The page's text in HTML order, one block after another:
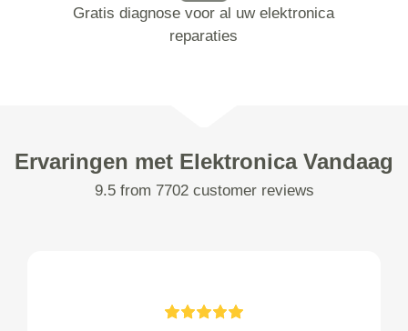
Gratis diagnose voor al uw elektronica
reparaties
Ervaringen met Elektronica Vandaag
9.5 from 7702 customer reviews